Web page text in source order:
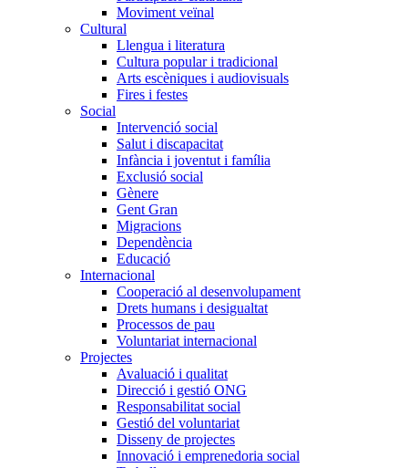
Moviment veïnal
Cultural
Llengua i literatura
Cultura popular i tradicional
Arts escèniques i audiovisuals
Fires i festes
Social
Intervenció social
Salut i discapacitat
Infància i joventut i família
Exclusió social
Gènere
Gent Gran
Migracions
Dependència
Educació
Internacional
Cooperació al desenvolupament
Drets humans i desigualtat
Processos de pau
Voluntariat internacional
Projectes
Avaluació i qualitat
Direcció i gestió ONG
Responsabilitat social
Gestió del voluntariat
Disseny de projectes
Innovació i emprenedoria social